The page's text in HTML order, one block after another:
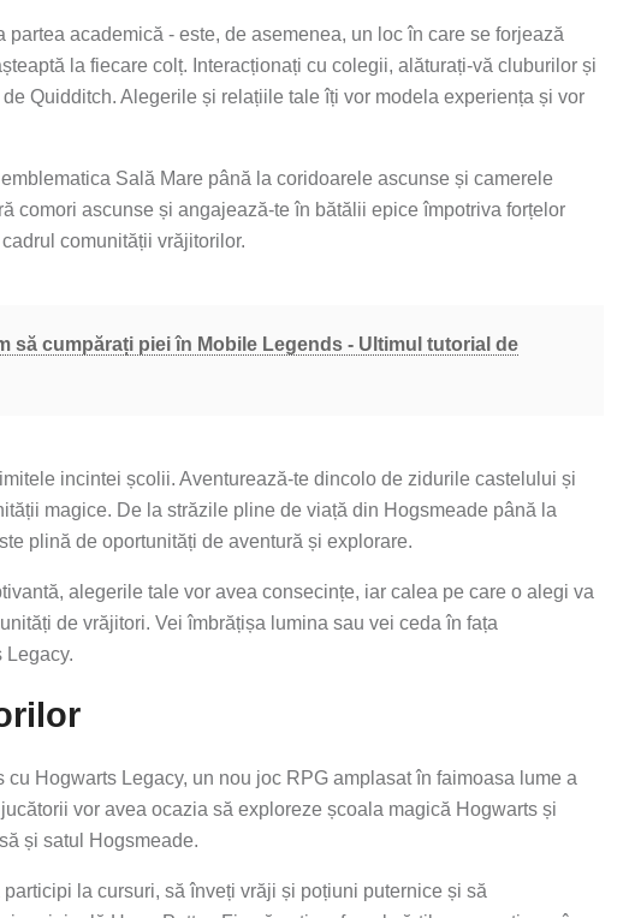
academică - este, de asemenea, un loc în care se forjează
la fiecare colț. Interacționați cu colegii, alăturați-vă cluburilor și
Quidditch. Alegerile și relațiile tale îți vor modela experiența și vor
Sală Mare până la coridoarele ascunse și camerele
comori ascunse și angajează-te în bătălii epice împotriva forțelor
comunității vrăjitorilor.
să cumpărați piei în Mobile Legends - Ultimul tutorial de
incintei școlii. Aventurează-te dincolo de zidurile castelului și
magice. De la străzile pline de viață din Hogsmeade până la
plină de oportunități de aventură și explorare.
alegerile tale vor avea consecințe, iar calea pe care o alegi va
de vrăjitori. Vei îmbrățișa lumina sau vei ceda în fața
Legacy.
Hogwarts Legacy, un nou joc RPG amplasat în faimoasa lume a
vor avea ocazia să exploreze școala magică Hogwarts și
și satul Hogsmeade.
la cursuri, să înveți vrăji și poțiuni puternice și să